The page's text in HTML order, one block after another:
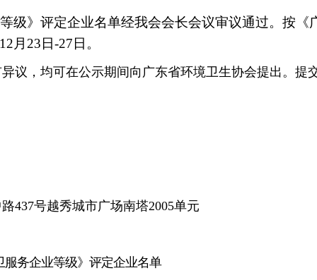
级》评定企业名单经我会会长会议审议通过。按《
月23日-27日。
议，均可在公示期间向广东省环境卫生协会提出。提
437号越秀城市广场南塔2005单元
服务企业等级》评定企业名单